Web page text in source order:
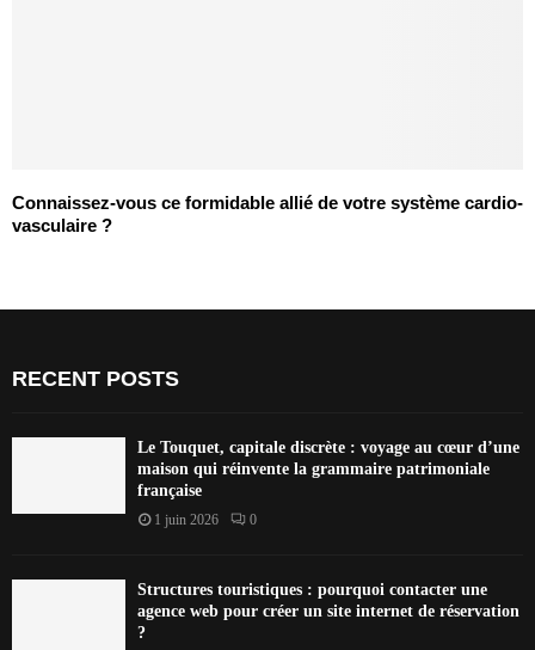
Connaissez-vous ce formidable allié de votre système cardio-
vasculaire ?
RECENT POSTS
Le Touquet, capitale discrète : voyage au cœur d’une
maison qui réinvente la grammaire patrimoniale
française
1 juin 2026 0
Structures touristiques : pourquoi contacter une
agence web pour créer un site internet de réservation
?